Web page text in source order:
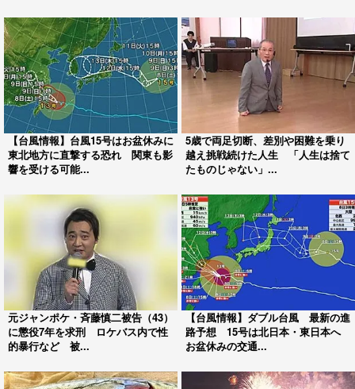
【台風情報】台風15号はお盆休みに
東北地方に直撃する恐れ 関東も影
響を受ける可能...
5歳で両足切断、差別や困難を乗り
越え挑戦続けた人生 「人生は捨て
たものじゃない」...
元ジャンポケ・斉藤慎二被告（43）
に懲役7年を求刑 ロケバス内で性
的暴行など 被...
【台風情報】ダブル台風 最新の進
路予想 15号は北日本・東日本へ
お盆休みの交通...